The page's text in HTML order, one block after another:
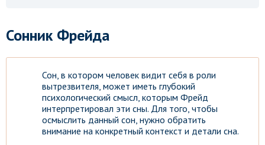
Сонник Фрейда
Сон, в котором человек видит себя в роли
вытрезвителя, может иметь глубокий
психологический смысл, которым Фрейд
интерпретировал эти сны. Для того, чтобы
осмыслить данный сон, нужно обратить
внимание на конкретный контекст и детали сна.